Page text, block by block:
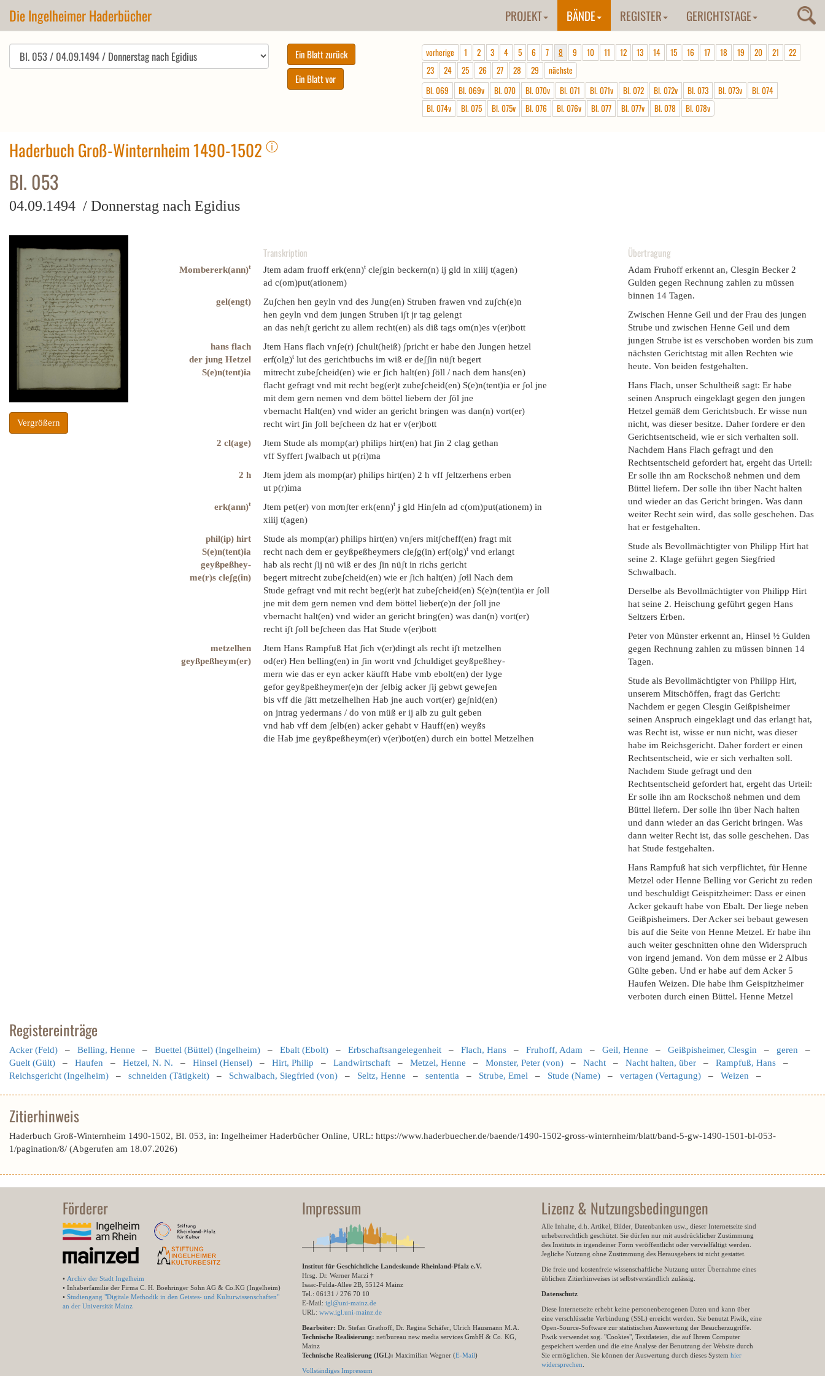
Die Ingelheimer Haderbücher PROJEKT BÄNDE REGISTER GERICHTSTAGE
vorherige 1 2 3 4 5 6 7 8 9 10 11 12 13 14 15 16 17 18 19 20 21
22
23
24 25 26 27 28 29
nächste
Bl. 069
Bl. 069v Bl. 070 Bl. 070v Bl. 071 Bl. 071v Bl. 072 Bl. 072v Bl. 073 Bl. 073v
Bl. 074
Bl. 074v
Bl. 075 Bl. 075v Bl. 076 Bl. 076v Bl. 077 Bl. 077v Bl. 078 Bl. 078v
Haderbuch Groß-Winternheim 1490-1502 ⓘ
Bl. 053
04.09.1494 / Donnerstag nach Egidius
Vergrößern
Transkription
Mombererk(ann)t Jtem adam fruoff erk(enn)t cleʃgin beckern(n) ij gld in xiiij t(agen)
ad c(om)put(ationem)
gel(engt)
Zuʃchen hen geyln vnd des Jung(en) Struben frawen vnd zuʃch(e)n
hen geyln vnd dem jungen Struben iʃt jr tag gelengt
an das nehʃt gericht zu allem recht(en) als diß tags om(n)es v(er)bott
hans flach
Jtem Hans flach vnʃe(r) ʃchult(heiß) ʃpricht er habe den Jungen hetzel
der jung Hetzel
erf(olg)t lut des gerichtbuchs im wiß er deʃʃin nüʃt begert
S(e)n(tent)ia
mitrecht zubeʃcheid(en) wie er ʃich halt(en) ʃöll / nach dem hans(en)
flacht gefragt vnd mit recht beg(er)t zubeʃcheid(en) S(e)n(tent)ia er ʃol jne
mit dem gern nemen vnd dem böttel liebern der ʃöl jne
vbernacht Halt(en) vnd wider an gericht bringen was dan(n) vort(er)
recht wirt ʃin ʃoll beʃcheen dz hat er v(er)bott
2 cl(age)
Jtem Stude als momp(ar) philips hirt(en) hat ʃin 2 clag gethan
vff Syffert ʃwalbach ut p(ri)ma
2 h
Jtem jdem als momp(ar) philips hirt(en) 2 h vff ʃeltzerhens erben
ut p(r)ima
erk(ann)t Jtem pet(er) von moͤnʃter erk(enn)t ɉ gld Hinʃeln ad c(om)put(ationem) in
xiiij t(agen)
phil(ip) hirt
Stude als momp(ar) philips hirt(en) vnʃers mitʃcheff(en) fragt mit
S(e)n(tent)ia
recht nach dem er geyßpeßheymers cleʃg(in) erf(olg)t vnd erlangt
geyßpeßhey-
hab als recht ʃij nü wiß er des ʃin nüʃt in richs gericht
me(r)s cleʃg(in)
begert mitrecht zubeʃcheid(en) wie er ʃich halt(en) ʃoͤll Nach dem
Stude gefragt vnd mit recht beg(er)t hat zubeʃcheid(en) S(e)n(tent)ia er ʃoll
jne mit dem gern nemen vnd dem böttel lieber(e)n der ʃoll jne
vbernacht halt(en) vnd wider an gericht bring(en) was dan(n) vort(er)
recht iʃt ʃoll beʃcheen das Hat Stude v(er)bott
metzelhen
Jtem Hans Rampfuß Hat ʃich v(er)dingt als recht iʃt metzelhen
geyßpeßheym(er)
od(er) Hen belling(en) in ʃin wortt vnd ʃchuldiget geyßpeßhey-
mern wie das er eyn acker käufft Habe vmb ebolt(en) der lyge
gefor geyßpeßheymer(e)n der ʃelbig acker ʃij gebwt geweʃen
bis vff die ʃätt metzelhelhen Hab jne auch vort(er) geʃnid(en)
on jntrag yedermans / do von müß er ij alb zu gult geben
vnd hab vff dem ʃelb(en) acker gehabt v Hauff(en) weyßs
die Hab jme geyßpeßheym(er) v(er)bot(en) durch ein bottel Metzelhen
Übertragung
Adam Fruhoff erkennt an, Clesgin Becker 2
Gulden gegen Rechnung zahlen zu müssen
binnen 14 Tagen.
Zwischen Henne Geil und der Frau des jungen
Strube und zwischen Henne Geil und dem
jungen Strube ist es verschoben worden bis zum
nächsten Gerichtstag mit allen Rechten wie
heute. Von beiden festgehalten.
Hans Flach, unser Schultheiß sagt: Er habe
seinen Anspruch eingeklagt gegen den jungen
Hetzel gemäß dem Gerichtsbuch. Er wisse nun
nicht, was dieser besitze. Daher fordere er den
Gerichtsentscheid, wie er sich verhalten soll.
Nachdem Hans Flach gefragt und den
Rechtsentscheid gefordert hat, ergeht das Urteil:
Er solle ihn am Rockschoß nehmen und dem
Büttel liefern. Der solle ihn über Nacht halten
und wieder an das Gericht bringen. Was dann
weiter Recht sein wird, das solle geschehen. Das
hat er festgehalten.
Stude als Bevollmächtigter von Philipp Hirt hat
seine 2. Klage geführt gegen Siegfried
Schwalbach.
Derselbe als Bevollmächtigter von Philipp Hirt
hat seine 2. Heischung geführt gegen Hans
Seltzers Erben.
Peter von Münster erkennt an, Hinsel ½ Gulden
gegen Rechnung zahlen zu müssen binnen 14
Tagen.
Stude als Bevollmächtigter von Philipp Hirt,
unserem Mitschöffen, fragt das Gericht:
Nachdem er gegen Clesgin Geißpisheimer
seinen Anspruch eingeklagt und das erlangt hat,
was Recht ist, wisse er nun nicht, was dieser
habe im Reichsgericht. Daher fordert er einen
Rechtsentscheid, wie er sich verhalten soll.
Nachdem Stude gefragt und den
Rechtsentscheid gefordert hat, ergeht das Urteil:
Er solle ihn am Rockschoß nehmen und dem
Büttel liefern. Der solle ihn über Nach halten
und dann wieder an das Gericht bringen. Was
dann weiter Recht ist, das solle geschehen. Das
hat Stude festgehalten.
Hans Rampfuß hat sich verpflichtet, für Henne
Metzel oder Henne Belling vor Gericht zu reden
und beschuldigt Geispitzheimer: Dass er einen
Acker gekauft habe von Ebalt. Der liege neben
Geißpisheimers. Der Acker sei bebaut gewesen
bis auf die Seite von Henne Metzel. Er habe ihn
auch weiter geschnitten ohne den Widerspruch
von irgend jemand. Von dem müsse er 2 Albus
Gülte geben. Und er habe auf dem Acker 5
Haufen Weizen. Die habe ihm Geispitzheimer
verboten durch einen Büttel. Henne Metzel
Registereinträge
Acker (Feld) – Belling, Henne – Buettel (Büttel) (Ingelheim) – Ebalt (Ebolt) – Erbschaftsangelegenheit – Flach, Hans – Fruhoff, Adam – Geil, Henne – Geißpisheimer, Clesgin – geren –
Guelt (Gült) – Haufen – Hetzel, N. N. – Hinsel (Hensel) – Hirt, Philip – Landwirtschaft – Metzel, Henne – Monster, Peter (von) – Nacht – Nacht halten, über – Rampfuß, Hans –
Reichsgericht (Ingelheim) – schneiden (Tätigkeit) – Schwalbach, Siegfried (von) – Seltz, Henne – sententia – Strube, Emel – Stude (Name) – vertagen (Vertagung) – Weizen –
Zitierhinweis
Haderbuch Groß-Winternheim 1490-1502, Bl. 053, in: Ingelheimer Haderbücher Online, URL: https://www.haderbuecher.de/baende/1490-1502-gross-winternheim/blatt/band-5-gw-1490-1501-bl-053-
1/pagination/8/ (Abgerufen am 18.07.2026)
Förderer
• Archiv der Stadt Ingelheim
• Inhaberfamilie der Firma C. H. Boehringer Sohn AG & Co.KG (Ingelheim)
• Studiengang "Digitale Methodik in den Geistes- und Kulturwissenschaften"
an der Universität Mainz
Impressum
Institut für Geschichtliche Landeskunde Rheinland-Pfalz e.V.
Hrsg. Dr. Werner Marzi †
Isaac-Fulda-Allee 2B, 55124 Mainz
Tel.: 06131 / 276 70 10
E-Mail: igl@uni-mainz.de
URL: www.igl.uni-mainz.de
Bearbeiter: Dr. Stefan Grathoff, Dr. Regina Schäfer, Ulrich Hausmann M.A.
Technische Realisierung: net/bureau new media services GmbH & Co. KG,
Mainz
Technische Realisierung (IGL): Maximilian Wegner (E-Mail)
Vollständiges Impressum
Lizenz & Nutzungsbedingungen
Alle Inhalte, d.h. Artikel, Bilder, Datenbanken usw., dieser Internetseite sind
urheberrechtlich geschützt. Sie dürfen nur mit ausdrücklicher Zustimmung
des Instituts in irgendeiner Form veröffentlicht oder vervielfältigt werden.
Jegliche Nutzung ohne Zustimmung des Herausgebers ist nicht gestattet.
Die freie und kostenfreie wissenschaftliche Nutzung unter Übernahme eines
üblichen Zitierhinweises ist selbstverständlich zulässig.
Datenschutz
Diese Internetseite erhebt keine personenbezogenen Daten und kann über
eine verschlüsselte Verbindung (SSL) erreicht werden. Sie benutzt Piwik, eine
Open-Source-Software zur statistischen Auswertung der Besucherzugriffe.
Piwik verwendet sog. "Cookies", Textdateien, die auf Ihrem Computer
gespeichert werden und die eine Analyse der Benutzung der Website durch
Sie ermöglichen. Sie können der Auswertung durch dieses System hier
widersprechen